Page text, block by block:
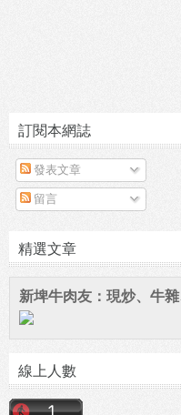
訂閱本網誌
發表文章
留言
精選文章
新埤牛肉友：現炒、牛
線上人數